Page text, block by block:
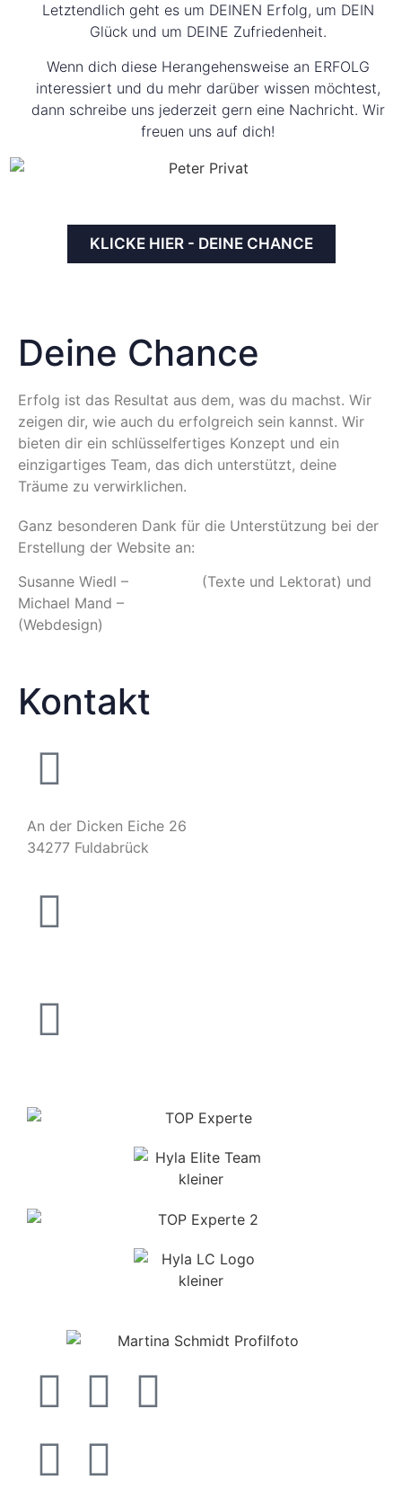
Letztendlich geht es um DEINEN Erfolg, um DEIN
Glück und um DEINE Zufriedenheit.
Wenn dich diese Herangehensweise an ERFOLG
interessiert und du mehr darüber wissen möchtest,
dann schreibe uns jederzeit gern eine Nachricht. Wir
freuen uns auf dich!
KLICKE HIER - DEINE CHANCE
Deine Chance
Erfolg ist das Resultat aus dem, was du machst. Wir
zeigen dir, wie auch du erfolgreich sein kannst. Wir
bieten dir ein schlüsselfertiges Konzept und ein
einzigartiges Team, das dich unterstützt, deine
Träume zu verwirklichen.
Ganz besonderen Dank für die Unterstützung bei der
Erstellung der Website an:
Susanne Wiedl –
(Texte und Lektorat) und
Michael Mand –
(Webdesign)
Kontakt
An der Dicken Eiche 26
34277 Fuldabrück